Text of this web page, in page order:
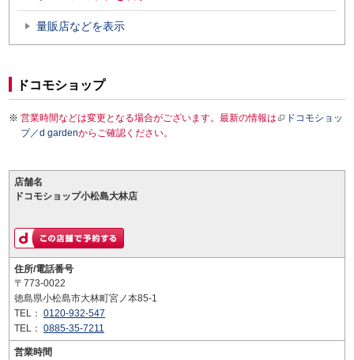
量販店などを表示
ドコモショップ
営業時間などは変更となる場合がございます。最新の情報は
ドコモショッ
プ／d gardenからご確認ください。
店舗名
ドコモショップ小松島大林店
住所/電話番号
〒773-0022
徳島県小松島市大林町宮ノ本85-1
TEL： 0120-932-547
TEL： 0885-35-7211
営業時間